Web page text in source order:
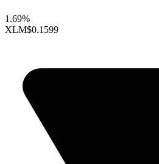
1.69%
XLM$0.1599